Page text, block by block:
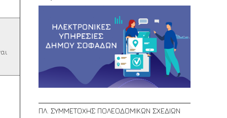
ΠΛ. ΣΥΜΜΕΤΟΧΗΣ ΠΟΛΕΟΔΟΜΙΚΩΝ ΣΧΕΔΙΩΝ